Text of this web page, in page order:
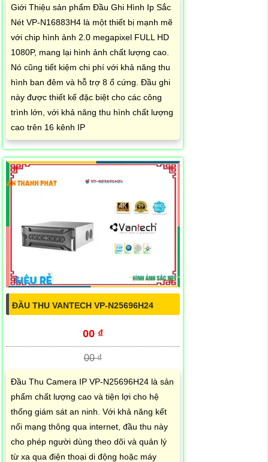
Giới Thiệu sản phẩm Đầu Ghi Hình Ip Sắc
Nét VP-N16883H4 là một thiết bị mạnh mẽ
với chip hình ảnh 2.0 megapixel FULL HD
1080P, mang lại hình ảnh chất lượng cao.
Nó cũng tiết kiệm chi phí với khả năng thu
hình ban đêm và hỗ trợ 8 ổ cứng. Đầu ghi
này được thiết kế đặc biệt cho các công
trình lớn, với khả năng thu hình chất lượng
cao trên 16 kênh IP
ĐẦU THU VANTECH VP-N25696H24
00 ₫
00 ₫
Đầu Thu Camera IP VP-N25696H24 là sản
phẩm chất lượng cao và tiện lợi cho hệ
thống giám sát an ninh. Với khả năng kết
nối mạng thông qua internet, đầu thu này
cho phép người dùng theo dõi và quản lý
từ xa qua điện thoại di động hoặc máy